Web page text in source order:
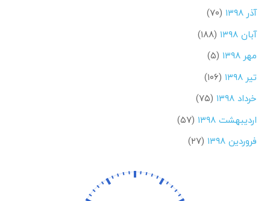
آذر ۱۳۹۸
(۷۰)
آبان ۱۳۹۸
(۱۸۸)
مهر ۱۳۹۸
(۵)
تیر ۱۳۹۸
(۱۰۶)
خرداد ۱۳۹۸
(۷۵)
اردیبهشت ۱۳۹۸
(۵۷)
فروردین ۱۳۹۸
(۲۷)